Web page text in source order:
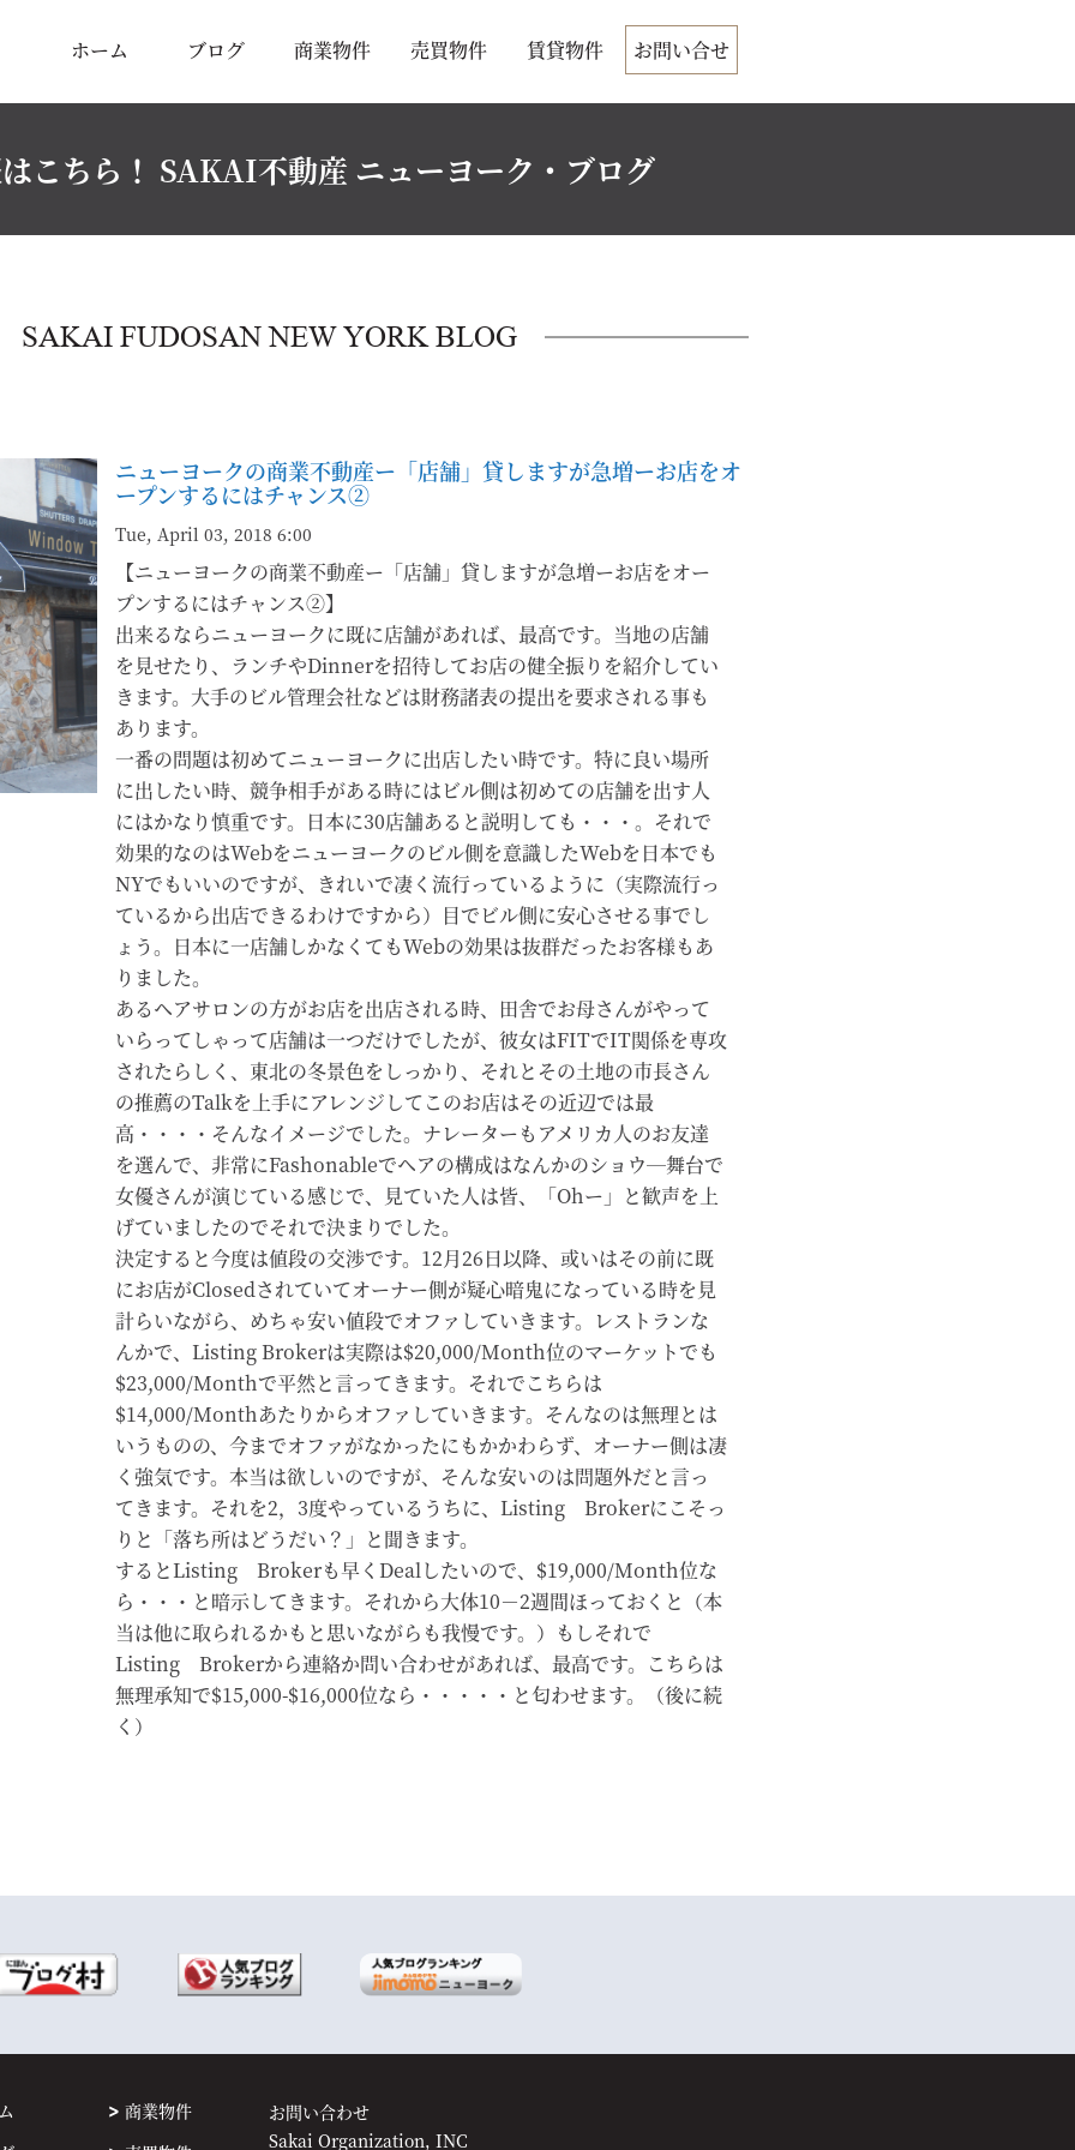
ホーム ブログ 商業物件 売買物件 賃貸物件 お問い合せ
こちら！ SAKAI不動産 ニューヨーク・ブログ
SAKAI FUDOSAN NEW YORK BLOG
ニューヨークの商業不動産ー「店舗」貸しますが急増ーお店をオ
ープンするにはチャンス②
Tue, April 03, 2018 6:00
【ニューヨークの商業不動産ー「店舗」貸しますが急増ーお店をオー
プンするにはチャンス②】
出来るならニューヨークに既に店舗があれば、最高です。当地の店舗
を見せたり、ランチやDinnerを招待してお店の健全振りを紹介してい
きます。大手のビル管理会社などは財務諸表の提出を要求される事も
あります。
一番の問題は初めてニューヨークに出店したい時です。特に良い場所
に出したい時、競争相手がある時にはビル側は初めての店舗を出す人
にはかなり慎重です。日本に30店舗あると説明しても・・・。それで
効果的なのはWebをニューヨークのビル側を意識したWebを日本でも
NYでもいいのですが、きれいで凄く流行っているように（実際流行っ
ているから出店できるわけですから）目でビル側に安心させる事でし
ょう。日本に一店舗しかなくてもWebの効果は抜群だったお客様もあ
りました。
あるヘアサロンの方がお店を出店される時、田舎でお母さんがやって
いらってしゃって店舗は一つだけでしたが、彼女はFITでIT関係を専攻
されたらしく、東北の冬景色をしっかり、それとその土地の市長さん
の推薦のTalkを上手にアレンジしてこのお店はその近辺では最
高・・・・そんなイメージでした。ナレーターもアメリカ人のお友達
を選んで、非常にFashonableでヘアの構成はなんかのショウ―舞台で
女優さんが演じている感じで、見ていた人は皆、「Ohー」と歓声を上
げていましたのでそれで決まりでした。
決定すると今度は値段の交渉です。12月26日以降、或いはその前に既
にお店がClosedされていてオーナー側が疑心暗鬼になっている時を見
計らいながら、めちゃ安い値段でオファしていきます。レストランな
んかで、Listing Brokerは実際は$20,000/Month位のマーケットでも
$23,000/Monthで平然と言ってきます。それでこちらは
$14,000/Monthあたりからオファしていきます。そんなのは無理とは
いうものの、今までオファがなかったにもかかわらず、オーナー側は凄
く強気です。本当は欲しいのですが、そんな安いのは問題外だと言っ
てきます。それを2，3度やっているうちに、Listing Brokerにこそっ
りと「落ち所はどうだい？」と聞きます。
するとListing Brokerも早くDealしたいので、$19,000/Month位な
ら・・・と暗示してきます。それから大体10－2週間ほっておくと（本
当は他に取られるかもと思いながらも我慢です。）もしそれで
Listing Brokerから連絡か問い合わせがあれば、最高です。こちらは
無理承知で$15,000-$16,000位なら・・・・・と匂わせます。（後に続
く）
商業物件
お問い合わせ
Sakai Organization, INC